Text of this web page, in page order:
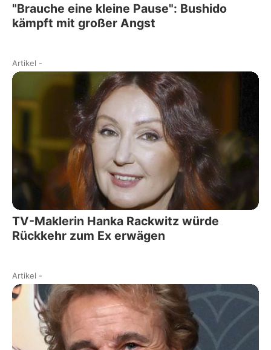
"Brauche eine kleine Pause": Bushido
kämpft mit großer Angst
Artikel -
TV-Maklerin Hanka Rackwitz würde
Rückkehr zum Ex erwägen
Artikel -